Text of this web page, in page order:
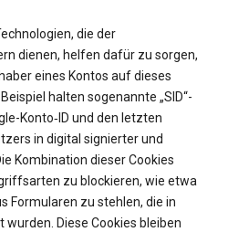
die der
dienen, helfen dafür zu sorgen,
eines Kontos auf dieses
halten sogenannte „SID“-
Konto‑ID und den letzten
in digital signierter und
Kombination dieser Cookies
zu blockieren, wie etwa
Formularen zu stehlen, die in
Diese Cookies bleiben